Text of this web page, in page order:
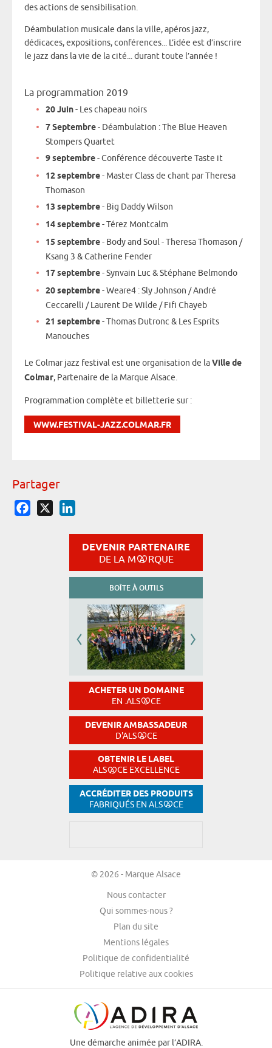
des actions de sensibilisation.
Déambulation musicale dans la ville, apéros jazz,
dédicaces, expositions, conférences... L’idée est d’inscrire
le jazz dans la vie de la cité... durant toute l’année !
La programmation 2019
20 Juin- Les chapeau noirs
7 Septembre- Déambulation : The Blue Heaven
Stompers Quartet
9 septembre- Conférence découverte Taste it
12 septembre- Master Class de chant par Theresa
Thomason
13 septembre- Big Daddy Wilson
14 septembre- Térez Montcalm
15 septembre- Body and Soul - Theresa Thomason /
Ksang 3 & Catherine Fender
17 septembre- Synvain Luc & Stéphane Belmondo
20 septembre- Weare4 : Sly Johnson / André
Ceccarelli / Laurent De Wilde / Fifi Chayeb
21 septembre- Thomas Dutronc & Les Esprits
Manouches
Le Colmar jazz festival est une organisation de laVille de
Colmar, Partenaire de la Marque Alsace.
Programmation complète et billetterie sur :
WWW.FESTIVAL-JAZZ.COLMAR.FR
Partager
Facebook
DEVENIR PARTENAIRE
DE LA M RQUE
BOÎTE À OUTILS
ACHETER UN DOMAINE
EN .ALS CE
DEVENIR AMBASSADEUR
D'ALS CE
OBTENIR LE LABEL
ALS CE EXCELLENCE
ACCRÉDITER DES PRODUITS
FABRIQUÉS EN ALS CE
© 2026 - Marque Alsace
Nous contacter
Qui sommes-nous ?
Plan du site
Mentions légales
Politique de confidentialité
Politique relative aux cookies
Une démarche animée par l’ADIRA.